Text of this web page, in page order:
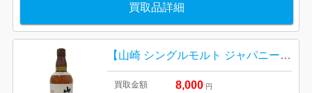
買取品詳細
【山崎 シングルモルト ジャパニーズウイスキー（700ml）】
買取金額 8,000 円